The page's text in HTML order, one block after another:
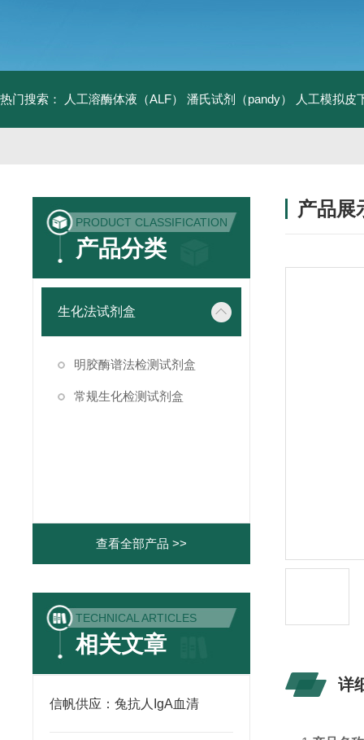
热门搜索： 人工溶酶体液（ALF） 潘氏试剂（pandy） 人工模拟皮
PRODUCT CLASSIFICATION
产品分类
生化法试剂盒
明胶酶谱法检测试剂盒
常规生化检测试剂盒
查看全部产品 >>
TECHNICAL ARTICLES
相关文章
信帆供应：兔抗人IgA血清
产品展
详